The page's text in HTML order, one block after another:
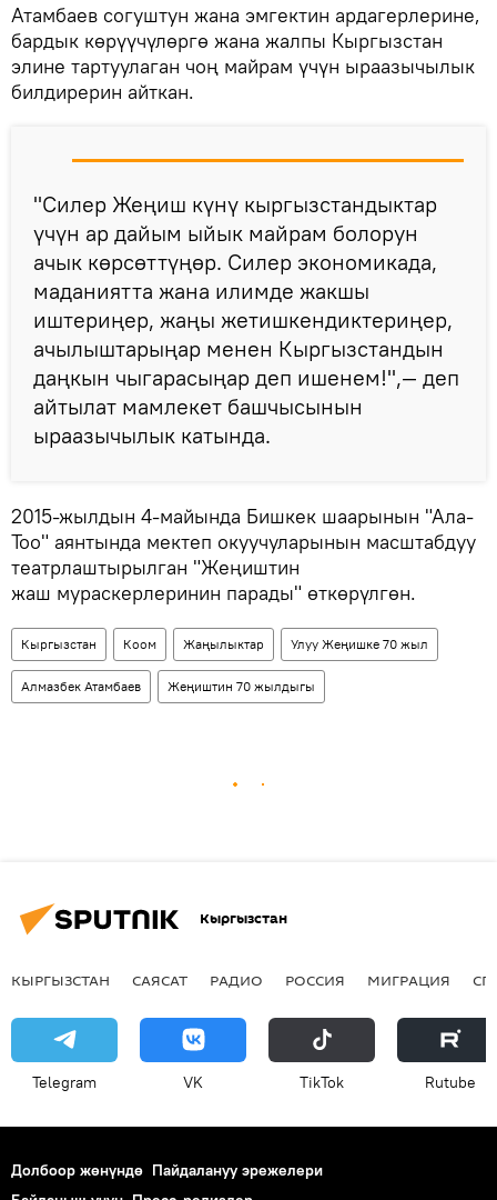
Атамбаев согуштун жана эмгектин ардагерлерине,
бардык көрүүчүлөргө жана жалпы Кыргызстан
элине тартуулаган чоң майрам үчүн ыраазычылык
билдирерин айткан.
"Силер Жеңиш күнү кыргызстандыктар
үчүн ар дайым ыйык майрам болорун
ачык көрсөттүңөр. Силер экономикада,
маданиятта жана илимде жакшы
иштериңер, жаңы жетишкендиктериңер,
ачылыштарыңар менен Кыргызстандын
даңкын чыгарасыңар деп ишенем!",— деп
айтылат мамлекет башчысынын
ыраазычылык катында.
2015-жылдын 4-майында Бишкек шаарынын "Ала-
Тоо" аянтында мектеп окуучуларынын масштабдуу
театрлаштырылган "Жеңиштин
жаш мураскерлеринин парады" өткөрүлгөн.
Кыргызстан Коом Жаңылыктар Улуу Жеңишке 70 жыл
Алмазбек Атамбаев Жеңиштин 70 жылдыгы
Кыргызстан
КЫРГЫЗСТАН САЯСАТ РАДИО РОССИЯ МИГРАЦИЯ
Telegram VK ТikТоk Rutube
Долбоор жөнүндө Пайдалануу эрежелери